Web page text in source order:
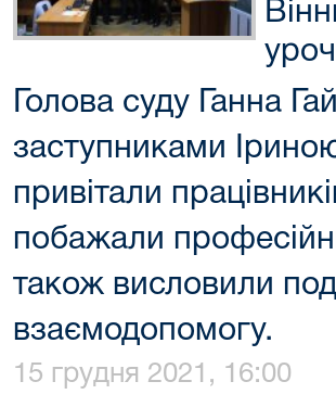
Голова суду Ганна
заступниками
привітали
побажали
також висловили
взаємодопомогу.
15 грудня 2021, 16:00